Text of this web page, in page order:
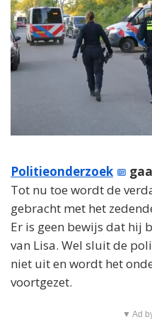
Politieonderzoek
Tot nu toe wordt de
gebracht met het
Er is geen bewijs dat hij
van Lisa. Wel sluit de
niet uit en wordt het
voortgezet.
▼ Ad